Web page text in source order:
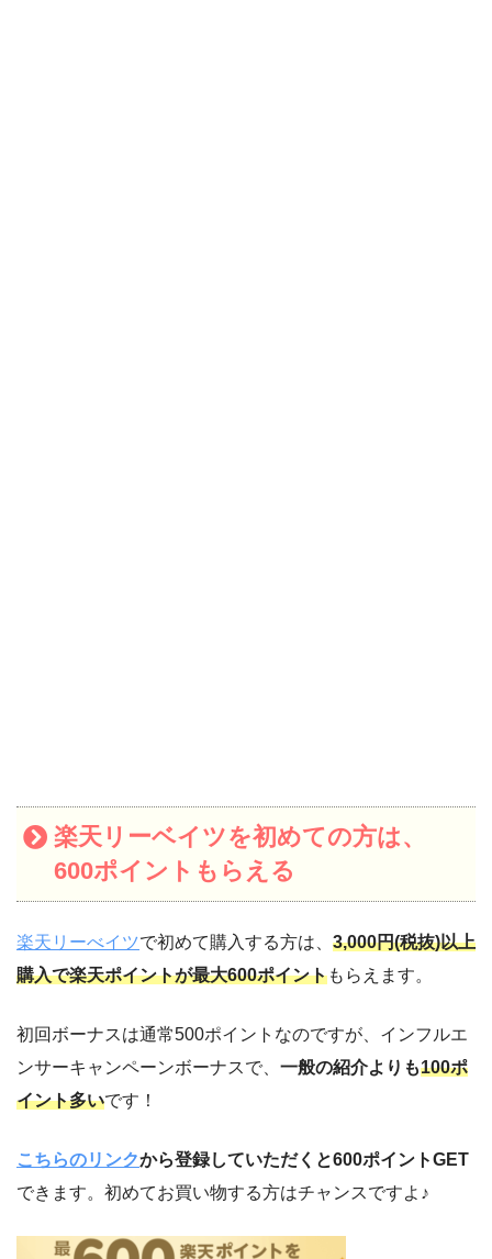
楽天リーベイツを初めての方は、
600ポイントもらえる
楽天リーべイツで初めて購入する方は、 3,000円(税抜)以上
購入で楽天ポイントが最大600ポイントもらえます。
初回ボーナスは通常500ポイントなのですが、インフルエ
ンサーキャンペーンボーナスで、 一般の紹介よりも100ポ
イント多いです！
こちらのリンクから登録していただくと600ポイントGET
できます。初めてお買い物する方はチャンスですよ♪